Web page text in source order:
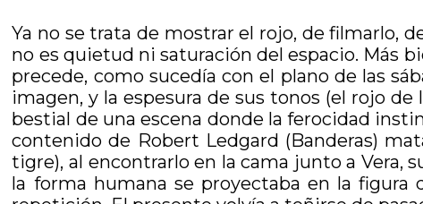
Ya no se trata de mostrar el rojo, de filmarlo,
no es quietud ni saturación del espacio. Más
precede, como sucedía con el plano de las
imagen, y la espesura de sus tonos (el rojo
bestial de una escena donde la ferocidad
contenido de Robert Ledgard (Banderas)
tigre), al encontrarlo en la cama junto a Vera,
la forma humana se proyectaba en la figura